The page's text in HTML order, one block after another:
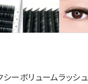
シーボリュームラッシュ